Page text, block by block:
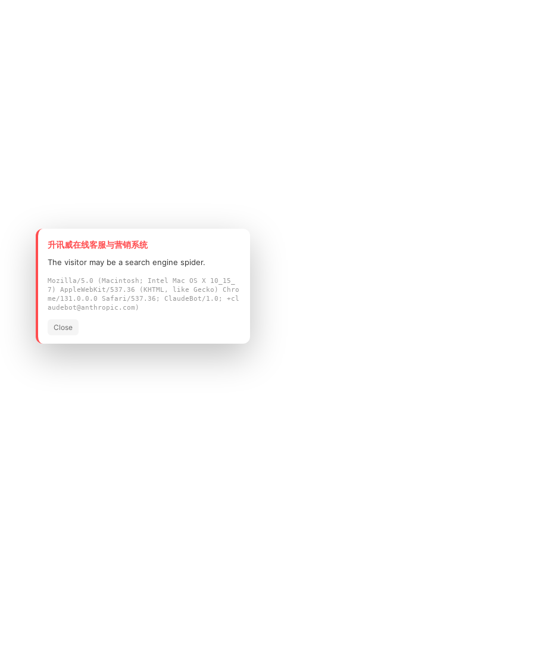
升讯威在线客服与营销系统
The visitor may be a search engine spider.
Mozilla/5.0 (Macintosh; Intel Mac OS X 10_15_
7) AppleWebKit/537.36 (KHTML, like Gecko) Chro
me/131.0.0.0 Safari/537.36; ClaudeBot/1.0; +cl
audebot@anthropic.com)
Close